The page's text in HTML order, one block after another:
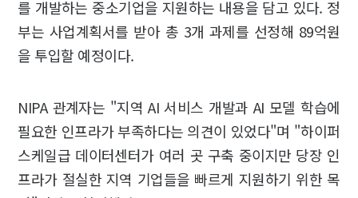
를 개발하는 중소기업을 지원하는 내용을 담고 있다. 정
부는 사업계획서를 받아 총 3개 과제를 선정해 89억원
을 투입할 예정이다.
NIPA 관계자는 "지역 AI 서비스 개발과 AI 모델 학습에
필요한 인프라가 부족하다는 의견이 있었다"며 "하이퍼
스케일급 데이터센터가 여러 곳 구축 중이지만 당장 인
프라가 절실한 지역 기업들을 빠르게 지원하기 위한 목